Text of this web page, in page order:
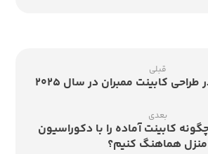
قبلی
کابینت ممبران در سال ۲۰۲۵
بعدی
کابینت آماده را با دکوراسیون
منزل هماهنگ کنیم؟